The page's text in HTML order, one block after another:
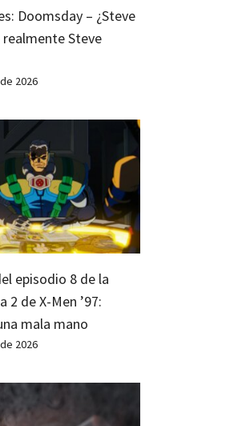
Doomsday – ¿Steve
realmente Steve
2026
episodio 8 de la
2 de X-Men ’97:
mala mano
2026